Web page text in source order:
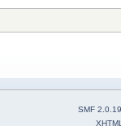
SMF 2.0.19